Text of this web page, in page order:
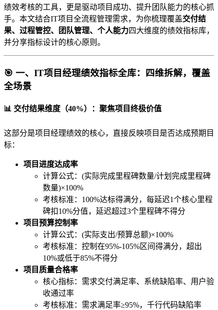
绩效考核的工具，更是驱动项目成功、提升团队能力的核心抓
手。本文结合IT项目全流程管理需求，为你梳理覆盖交付结
果、过程管控、团队管理、个人能力四大维度的绩效指标库，
并分享指标设计的核心原则。
🎯 一、IT项目经理绩效指标全库：四维拆解，覆盖
全场景
📊 交付结果维度（40%）：聚焦项目终极价值
这部分是项目经理绩效的核心，直接反映项目是否达成预期目
标：
项目进度达成率
计算公式：(实际完成里程碑数量/计划完成里程碑
数量)×100%
考核标准：100%达标得满分，每延迟1个核心里程
碑扣10%分值，延迟超过3个里程碑不得分
项目预算控制率
计算公式：(实际支出/预算总额)×100%
考核标准：控制在95%-105%区间得满分，超出
10%或低于85%不得分
项目质量合格率
核心指标：需求交付满足率、系统缺陷率、用户验
收通过率
考核标准：需求满足率≥95%，千行代码缺陷率